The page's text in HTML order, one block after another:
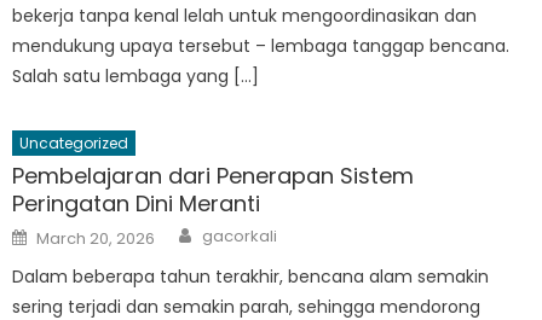
bekerja tanpa kenal lelah untuk mengoordinasikan dan
mendukung upaya tersebut – lembaga tanggap bencana.
Salah satu lembaga yang […]
Uncategorized
Pembelajaran dari Penerapan Sistem
Peringatan Dini Meranti
Posted
on
March 20, 2026 Author
gacorkali
Dalam beberapa tahun terakhir, bencana alam semakin
sering terjadi dan semakin parah, sehingga mendorong